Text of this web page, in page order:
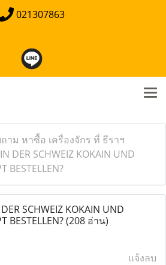
021307863
าม หาซื้อ เครื่องจักร ที่ ธีราฯ
DER SCHWEIZ KOKAIN UND
BESTELLEN?
SCHWEIZ KOKAIN UND
BESTELLEN?(208 อ่าน)
แจ้งลบ